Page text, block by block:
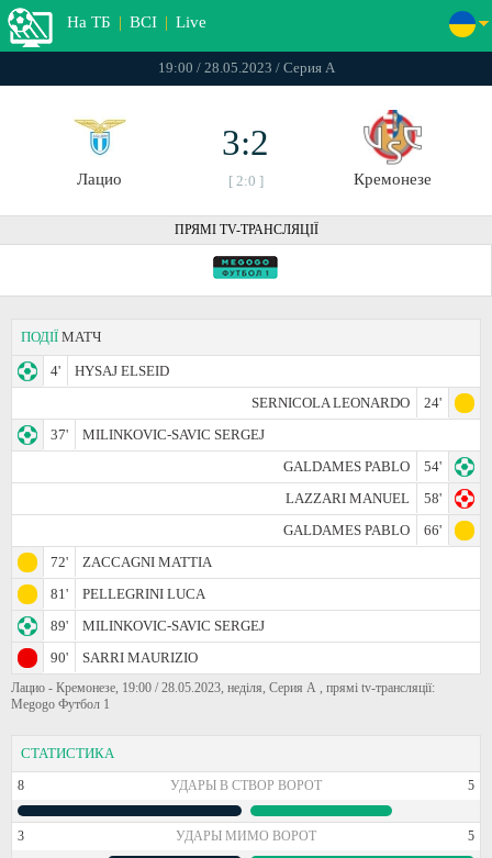
На ТБ | ВСІ | Live
19:00 / 28.05.2023 / Серия А
Лацио
3:2
[ 2:0 ] Кремонезе
ПРЯМІ TV-ТРАНСЛЯЦІЇ
ПОДІЇ МАТЧ
4'
HYSAJ ELSEID
SERNICOLA LEONARDO
24'
37'
MILINKOVIC-SAVIC SERGEJ
GALDAMES PABLO
54'
LAZZARI MANUEL
58'
GALDAMES PABLO
66'
72'
ZACCAGNI MATTIA
81'
PELLEGRINI LUCA
89'
MILINKOVIC-SAVIC SERGEJ
90'
SARRI MAURIZIO
Лацио - Кремонезе, 19:00 / 28.05.2023, неділя, Серия А , прямі tv-трансляції:
Megogo Футбол 1
СТАТИСТИКА
8 УДАРЫ В СТВОР ВОРОТ 5
3 УДАРЫ МИМО ВОРОТ 5